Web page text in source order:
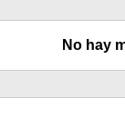
No hay